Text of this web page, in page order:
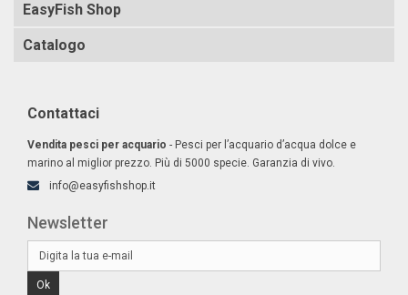
EasyFish Shop
Catalogo
Contattaci
Vendita pesci per acquario - Pesci per l’acquario d’acqua dolce e
marino al miglior prezzo. Più di 5000 specie. Garanzia di vivo.
info@easyfishshop.it
Newsletter
Ok